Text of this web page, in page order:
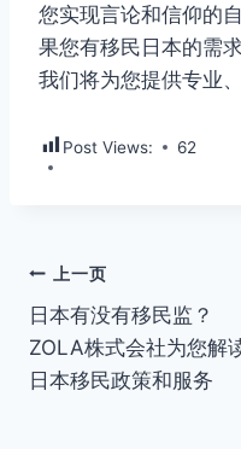
您实现言论和信仰的
果您有移民日本的需
我们将为您提供专业
Post Views: 62
文
章
导
上一页
日本有没有移民监？
ZOLA株式会社为您解
日本移民政策和服务